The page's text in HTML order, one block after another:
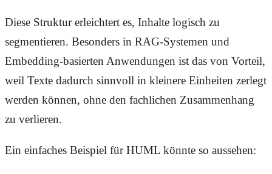
Diese Struktur erleichtert es, Inhalte logisch zu
segmentieren. Besonders in RAG-Systemen und
Embedding-basierten Anwendungen ist das von Vorteil,
weil Texte dadurch sinnvoll in kleinere Einheiten zerlegt
werden können, ohne den fachlichen Zusammenhang
zu verlieren.
Ein einfaches Beispiel für HUML könnte so aussehen: